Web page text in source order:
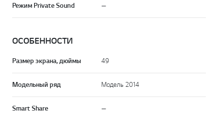
Режим Private Sound —
ОСОБЕННОСТИ
Размер экрана, дюймы 49
Модельный ряд Модель 2014
Smart Share —